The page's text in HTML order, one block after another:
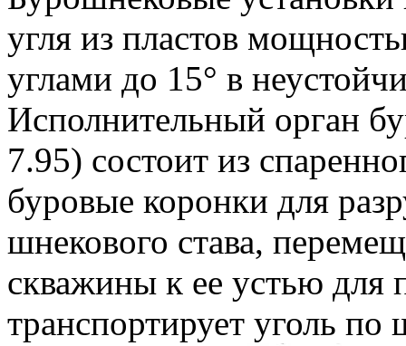
угля из пластов
углами до 15° в
Исполнительный орган
7.95) состоит из
буровые коронки для
шнекового става,
скважины к ее устью для
транспортирует уголь по